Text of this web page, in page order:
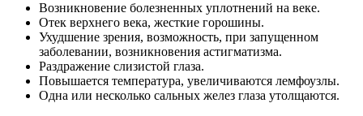
Возникновение болезненных уплотнений на веке.
Отек верхнего века, жесткие горошины.
Ухудшение зрения, возможность, при запущенном
заболевании, возникновения астигматизма.
Раздражение слизистой глаза.
Повышается температура, увеличиваются лемфоузлы.
Одна или несколько сальных желез глаза утолщаются.